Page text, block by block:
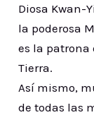
Diosa Kwan-
la poderosa
es la patrona
Tierra.
Así mismo,
de todas las